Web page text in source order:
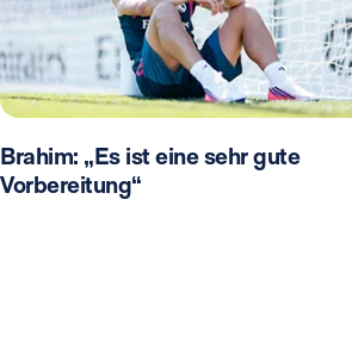
Brahim: „Es ist eine sehr gute
Vorbereitung“